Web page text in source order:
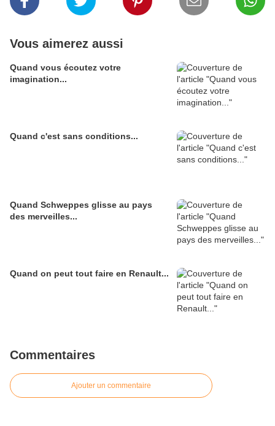
Vous aimerez aussi
Quand vous écoutez votre
imagination...
Quand c'est sans conditions...
Quand Schweppes glisse au pays
des merveilles...
Quand on peut tout faire en Renault...
Commentaires
Ajouter un commentaire